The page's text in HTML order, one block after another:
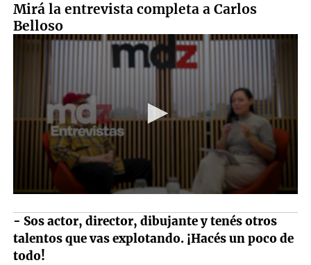
Mirá la entrevista completa a Carlos
Belloso
- Sos actor, director, dibujante y tenés otros
talentos que vas explotando. ¡Hacés un poco de
todo!